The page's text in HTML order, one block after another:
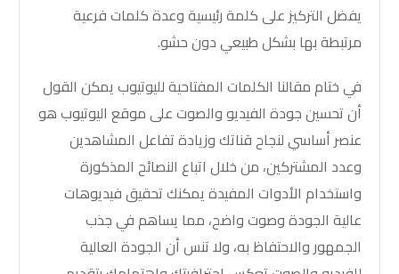
يفضل التركيز على كلمة رئيسية وعدة كلمات فرعية
مرتبطة بها بشكل طبيعي دون حشو.
في ختام مقالنا الكلمات المفتاحية لليوتيوب يمكن القول
أن تحسين جودة الفيديو والصوت على موقع اليوتيوب هو
عنصر أساسي لنجاح قناتك وزيادة تفاعل المشاهدين
وعدد المشتركين، من خلال اتباع النصائح المذكورة
واستخدام الأدوات المفيدة يمكنك تحقيق فيديوهات
عالية الجودة وصوت واضح، مما يساهم في جذب
الجمهور والاحتفاظ به، ولا تنس أن الجودة العالية